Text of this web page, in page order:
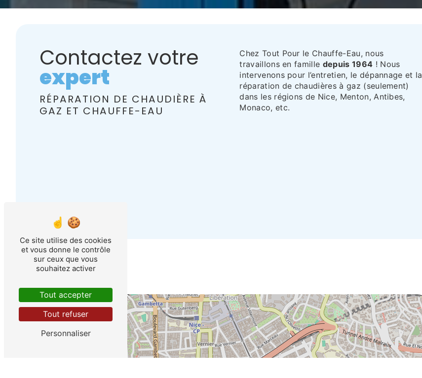
Contactez votre
expert
RÉPARATION DE CHAUDIÈRE À
GAZ ET CHAUFFE-EAU
Chez Tout Pour le Chauffe-Eau, nous
travaillons en famille depuis 1964 ! Nous
intervenons pour l’entretien, le dépannage et la
réparation de chaudières à gaz (seulement)
dans les régions de Nice, Menton, Antibes,
Monaco, etc.
+
−
Ce site utilise des cookies
et vous donne le contrôle
sur ceux que vous
souhaitez activer
Tout accepter
Tout refuser
Personnaliser